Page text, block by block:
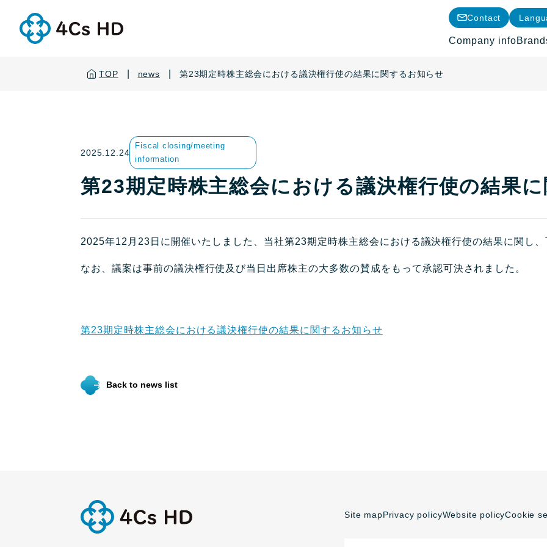
Contact
Company info
TOP news 第23期定時株主総会における議決権行使の結果に関するお知らせ
2025.12.24
Fiscal closing/meeting
information
第23期定時株主総会における議決権行使の結果
2025年12月23日に開催いたしました、当社第23期定時株主総会における議決権行使の結果に関し、
なお、議案は事前の議決権行使及び当日出席株主の大多数の賛成をもって承認可決されました。
第23期定時株主総会における議決権行使の結果に関するお知らせ
Back to news list
Site mapPrivacy policyWebsite policyCookie